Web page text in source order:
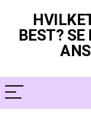
BEST? SE